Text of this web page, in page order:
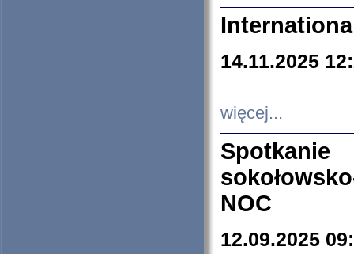
14.11.2025
więcej...
NOC
12.09.2025